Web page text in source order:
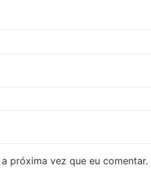
próxima vez que eu comentar.